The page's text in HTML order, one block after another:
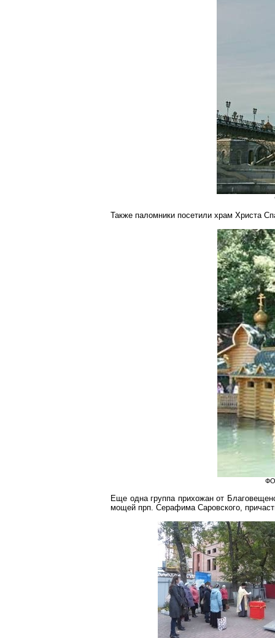
Также паломники посетили храм Христа
Еще одна группа прихожан от
мощей прп. Серафима Саровского,